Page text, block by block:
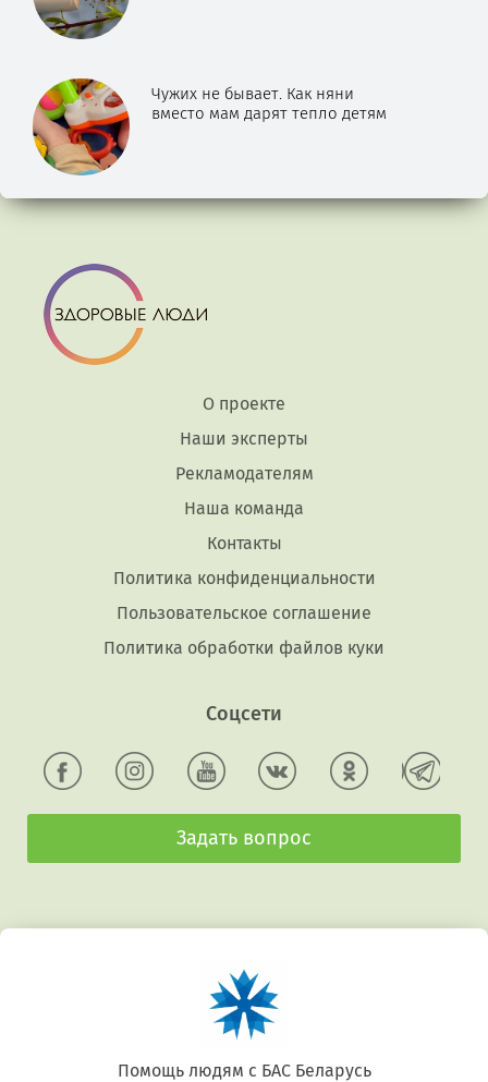
Чужих не бывает. Как няни
вместо мам дарят тепло детям
О проекте
Наши эксперты
Рекламодателям
Наша команда
Контакты
Политика конфиденциальности
Пользовательское соглашение
Политика обработки файлов куки
Соцсети
Задать вопрос
Беларусь. Gluten free